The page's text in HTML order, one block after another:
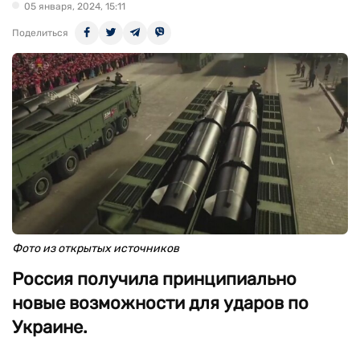
05 января, 2024, 15:11
Поделиться
Фото из открытых источников
Россия получила принципиально
новые возможности для ударов по
Украине.